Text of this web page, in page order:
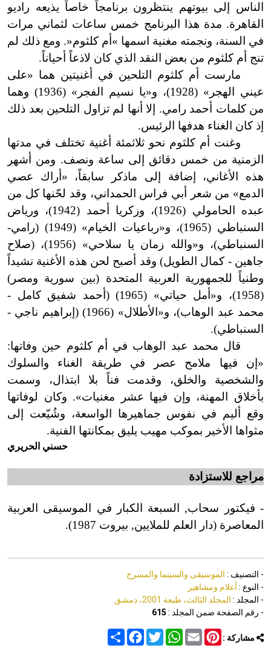
الناس إلى بيوتهم ينتظرون برنامجاً خاصاً يذيعه راديو
القاهرة. مدة هذا البرنامج خمس ساعات لثماني مرات
في السنة، ونجمته مغنية اسمها »أم كلثوم«. ومع ذلك لم
تنج أم كلثوم من بعض النقد الذي كان لاذعاً أحياناً.
مارست أم كلثوم التلحين في أغنيتين هما «على
عيني الهجر» (1928)، و«يا
نسيم الفجر» (1936) وهما
من كلمات أحمد رامي. إلا أنها لم تزاول التلحين بعد ذلك
إذ كان الغناء هدفها الرئيس.
وغنت أم كلثوم نحو ثلاثمئة أغنية تختلف في مدتها
الزمنية من خمس دقائق إلى ساعة ونصف. ومن أشهر
هذه الأغاني، إضافة إلى ماذكر سابقاً، «أراك عصي
الدمع» من شعر أبي فراس الحمداني، وقد لحّنها كل من
عبده الحامولي (1926)، وزكريا أحمد (1942)، ورياض
السنباطي (1965)، و«رباعيات الخيام» (1949) (رامي-
السنباطي)، و«والله زمان يا سلاحي» (1956)، (صلاح
جاهين - كمال الطويل) وقد أصبح لحن هذه الأغنية نشيداً
وطنياً للجمهورية العربية المتحدة (بين سورية ومصر)
(1958)، و«أمل حياتي» (1965) (أحمد شفيق كامل -
محمد عبد الوهاب)، و«الأطلال» (1966) (إبراهيم ناجي -
السنباطي).
قال محمد عبد الوهاب في أم كلثوم حين وفاتها:
«إن فيها ملامح عصر في طريقة الغناء والسلوك
والشخصية والخلق، وقدمت فناً بلا ابتذال، وسمت
بأخلاق المهنة، وإن فيها عشر مغنيات». وكان لوفاتها
وقع أليم في نفوس جماهيرها الواسعة، وشُيّعت إلى
مثواها الأخير بموكب مهيب يليق بمكانتها الفنية.
حسني الحريري
مراجع للاستزادة
- فيكتور سحاب, السبعة الكبار في الموسيقى العربية
المعاصرة (دار العلم للملايين, بيروت 1987).
- التصنيف : الموسيقى والسينما والمسرح
- النوع : أعلام ومشاهير
- المجلد : المجلد الثالث، طبعة 2001، دمشق
- رقم الصفحة ضمن المجلد : 615
مشاركة : Share
FacebookTwitter
WhatsAppEmail
Pinterest